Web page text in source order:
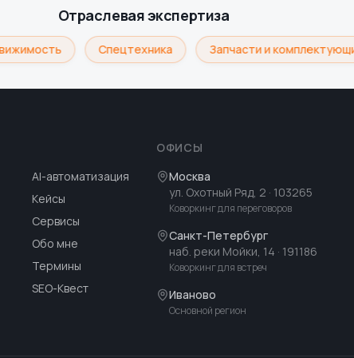
Отраслевая экспертиза
Спецтехника Запчасти и комплектующие
AI-автоматизация
Кейсы
Сервисы
Обо мне
Термины
SEO-Квест
ОФИСЫ
Москва
ул. Охотный Ряд, 2 · 103265
Коворкинг для переговоров
Санкт-Петербург
наб. реки Мойки, 14 · 191186
Коворкинг для встреч
Иваново
Основной регион